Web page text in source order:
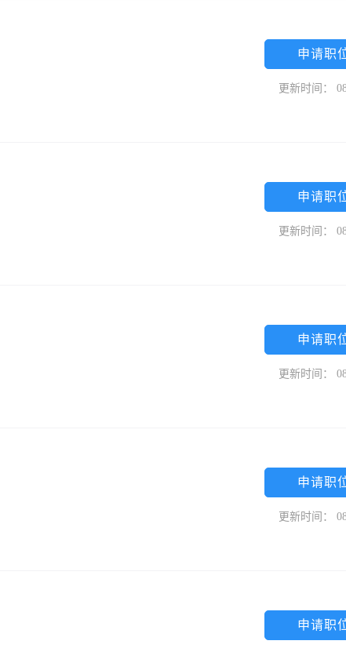
申请职
更新时间：
申请职
更新时间：
申请职
更新时间：
申请职
更新时间：
申请职